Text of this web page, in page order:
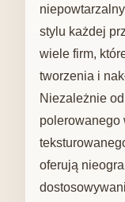
stylu każdej
wiele firm,
tworzenia i
Niezależnie
polerowanego
oferują